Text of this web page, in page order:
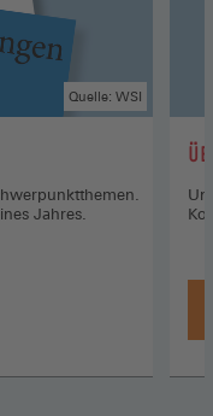
Jahres.
Quelle: WSI
: